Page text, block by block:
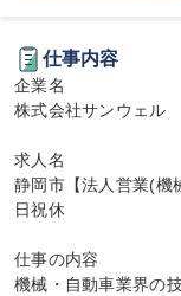
仕事内容
企業名
株式会社サンウェル
求人名
静岡市【法人営業(
日祝休
仕事の内容
機械・自動車業界の